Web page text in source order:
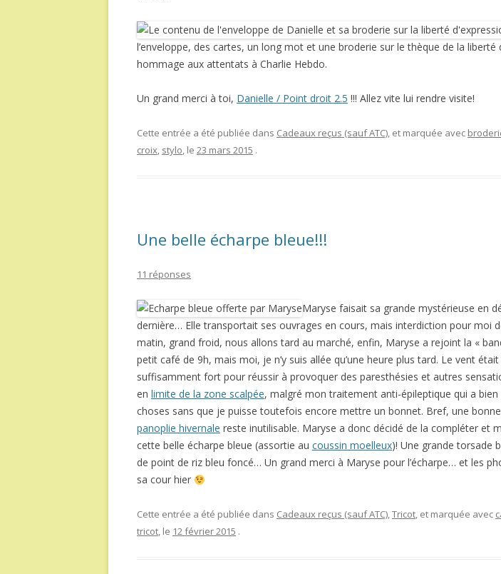
l’enveloppe, des cartes, un long mot et une broderie sur le thèque de la liberté
hommage aux attentats à Charlie Hebdo.
Un grand merci à toi, Danielle / Point droit 2.5 !!! Allez vite lui rendre visite!
Cette entrée a été publiée dans Cadeaux reçus (sauf ATC), et marquée avec
croix, stylo, le 23 mars 2015 .
Une belle écharpe bleue!!!
11 réponses
Maryse faisait sa grande mystérieuse en
dernière… Elle transportait ses ouvrages en cours, mais interdiction pour moi
matin, grand froid, nous allons tard au marché, enfin, Maryse a rejoint la «
petit café de 9h, mais moi, je n’y suis allée qu’une heure plus tard. Le vent
suffisamment fort pour réussir à provoquer des paresthésies et autres
en limite de la zone scalpée, malgré mon traitement anti-épileptique qui a bien
choses sans que je puisse toutefois encore mettre un bonnet. Bref, une
panoplie hivernale reste inutilisable. Maryse a donc décidé de la compléter et
cette belle écharpe bleue (assortie au coussin moelleux)! Une grande torsade
de point de riz bleu foncé… Un grand merci à Maryse pour l’écharpe… et les
sa cour hier
Cette entrée a été publiée dans Cadeaux reçus (sauf ATC),Tricot, et marquée avec
tricot, le 12 février 2015 .